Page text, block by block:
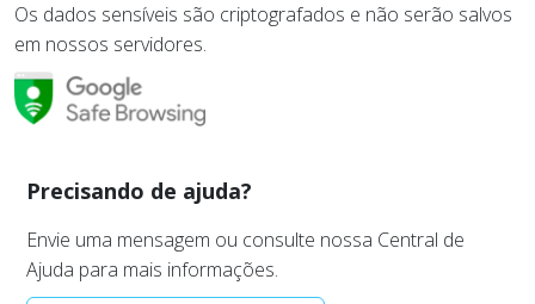
Os dados sensíveis são criptografados e não serão salvos
em nossos servidores.
Precisando de ajuda?
Envie uma mensagem ou consulte nossa Central de
Ajuda para mais informações.